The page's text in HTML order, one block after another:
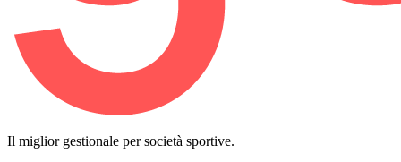
Il miglior gestionale per società sportive.